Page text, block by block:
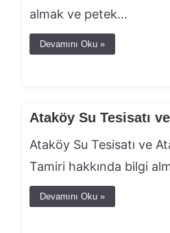
almak ve petek…
Devamını Oku »
Ataköy Su Tesisatı
Ataköy Su Tesisatı ve
Tamiri hakkında bilgi
Devamını Oku »